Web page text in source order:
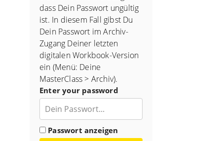
dass Dein Passwort ungültig
ist. In diesem Fall gibst Du
Dein Passwort im Archiv-
Zugang Deiner letzten
digitalen Workbook-Version
ein (Menü: Deine
MasterClass > Archiv).
Enter your password
Passwort anzeigen